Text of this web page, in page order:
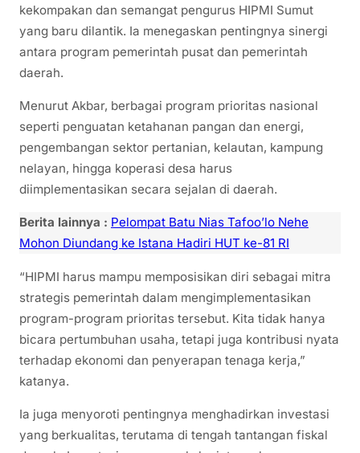
kekompakan dan semangat pengurus HIPMI Sumut
yang baru dilantik. Ia menegaskan pentingnya sinergi
antara program pemerintah pusat dan pemerintah
daerah.
Menurut Akbar, berbagai program prioritas nasional
seperti penguatan ketahanan pangan dan energi,
pengembangan sektor pertanian, kelautan, kampung
nelayan, hingga koperasi desa harus
diimplementasikan secara sejalan di daerah.
Berita lainnya : Pelompat Batu Nias Tafoo’lo Nehe
Mohon Diundang ke Istana Hadiri HUT ke-81 RI
“HIPMI harus mampu memposisikan diri sebagai mitra
strategis pemerintah dalam mengimplementasikan
program-program prioritas tersebut. Kita tidak hanya
bicara pertumbuhan usaha, tetapi juga kontribusi nyata
terhadap ekonomi dan penyerapan tenaga kerja,”
katanya.
Ia juga menyoroti pentingnya menghadirkan investasi
yang berkualitas, terutama di tengah tantangan fiskal